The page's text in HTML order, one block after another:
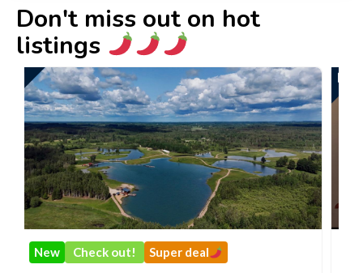
Don't miss out on hot
listings
deal New